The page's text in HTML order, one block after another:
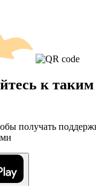
к
получать